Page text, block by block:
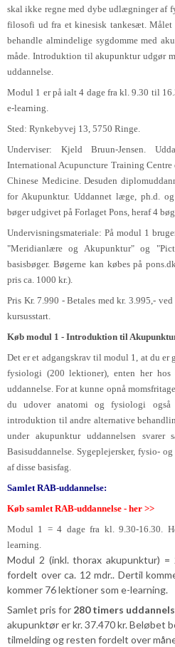
skal ikke regne med dybe udlægninger af
filosofi ud fra et kinesisk tankesæt. Målet
behandle almindelige sygdomme med
måde. Introduktion til akupunktur udgør
uddannelse.
Modul 1 er på ialt 4 dage fra kl. 9.30 til
e-learning.
Sted: Rynkebyvej 13, 5750 Ringe.
Underviser: Kjeld Bruun-Jensen.
International Acupuncture Training
Chinese Medicine. Desuden
for Akupunktur. Uddannet læge, ph.d.
bøger udgivet på Forlaget Pons, heraf 4
Undervisningsmateriale: På modul 1
"Meridianlære og Akupunktur" og
basisbøger. Bøgerne kan købes på
pris ca. 1000 kr.).
Pris Kr. 7.990 - Betales med kr. 3.995,-
kursusstart.
Køb modul 1 - Introduktion til
Det er et adgangskrav til modul 1, at du er
fysiologi (200 lektioner), enten her hos
uddannelse. For at kunne opnå
du udover anatomi og fysiologi
introduktion til andre alternative
under akupunktur uddannelsen svarer
Basisuddannelse. Sygeplejersker, fysio-
af disse basisfag.
Samlet RAB-uddannelse:
Køb samlet RAB-uddannelse - her >>
Modul 1 = 4 dage fra kl. 9.30-16.30.
learning.
Modul 2 (inkl. thorax akupunktur)
fordelt over ca. 12 mdr.. Dertil
kommer 76 lektioner som e-learning.
Samlet pris for 280 timers
akupunktør er kr. 37.470 kr. Beløbet
tilmelding og resten fordelt over